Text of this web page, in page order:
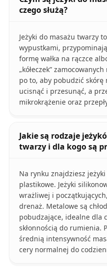
czego służą?
Jeżyki do masażu twarzy
wypustkami,
formę wałka na rączce
„kółeczek”
po to, aby pobudzić
ucisnąć i przesunąć, a
mikrokrążenie oraz
Jakie są rodzaje
twarzy i dla kogo są
Na rynku znajdziesz
plastikowe. Jeżyki
wrażliwej i
drenaż. Metalowe są
pobudzające, idealne dla
skłonnością do rumienia.
średnią intensywność
cery normalnej do